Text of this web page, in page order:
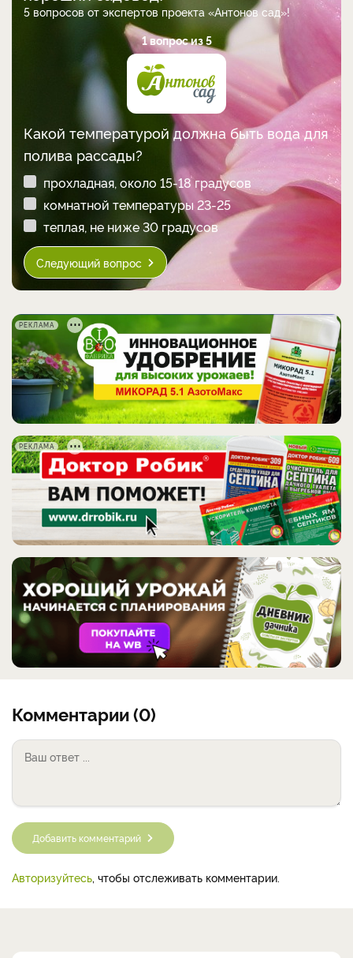
5 вопросов от экспертов проекта «Антонов сад»!
1 вопрос из 5
Какой температурой должна быть вода для
полива рассады?
прохладная, около 15-18 градусов
комнатной температуры 23-25
теплая, не ниже 30 градусов
Следующий вопрос
РЕКЛАМА
РЕКЛАМА
Комментарии (0)
Добавить комментарий
Авторизуйтесь, чтобы отслеживать комментарии.